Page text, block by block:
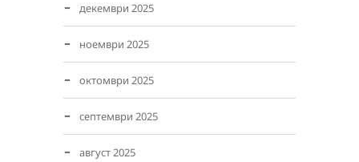
декември 2025
ноември 2025
октомври 2025
септември 2025
август 2025